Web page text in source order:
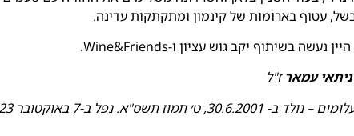
עטוף בארומות של קינמון ומתקתקות עדינה.
ניתאי עמארז"ל